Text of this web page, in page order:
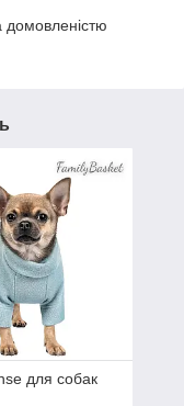
домовленістю
для собак